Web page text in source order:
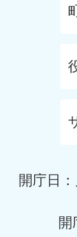
開庁日
開